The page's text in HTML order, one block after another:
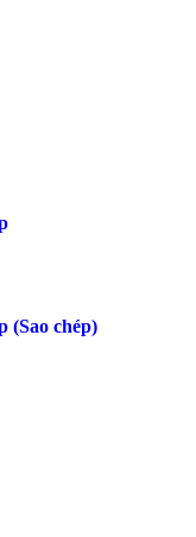
(Sao chép)